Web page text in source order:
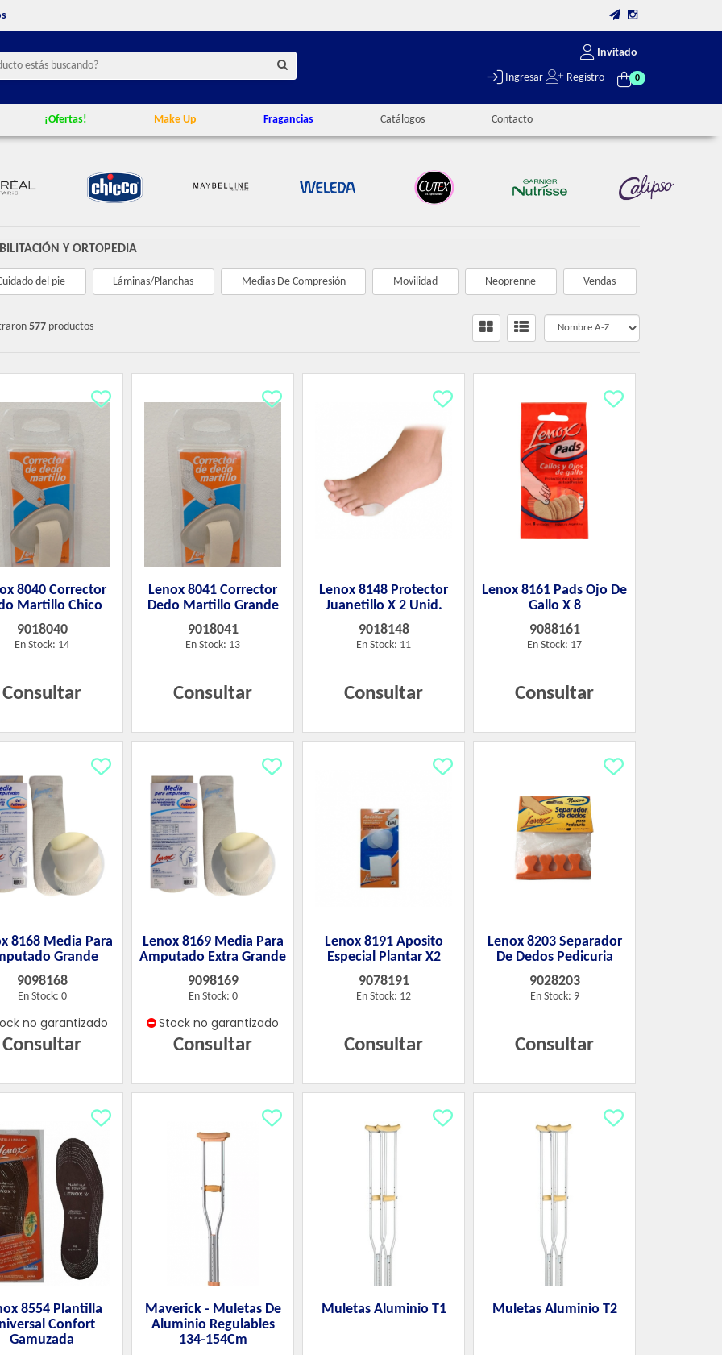
Invitado
Ingresar Registro 0
¡Ofertas! Make Up Fragancias Catálogos Contacto
Y ORTOPEDIA
del pie Láminas/Planchas Medias De Compresión Movilidad Neoprenne Vendas
577 productos
8040 Corrector
Martillo Chico
9018040
En Stock: 14
Consultar
Lenox 8041 Corrector
Dedo Martillo Grande
9018041
En Stock: 13
Consultar
Lenox 8148 Protector
Juanetillo X 2 Unid.
9018148
En Stock: 11
Consultar
Lenox 8161 Pads Ojo De
Gallo X 8
9088161
En Stock: 17
Consultar
8168 Media Para
Grande
9098168
En Stock: 0
no garantizado
Consultar
Lenox 8169 Media Para
Amputado Extra Grande
9098169
En Stock: 0
Stock no garantizado
Consultar
Lenox 8191 Aposito
Especial Plantar X2
9078191
En Stock: 12
Consultar
Lenox 8203 Separador
De Dedos Pedicuria
9028203
En Stock: 9
Consultar
8554 Plantilla
Confort
Gamuzada
Maverick - Muletas De
Aluminio Regulables
134-154Cm
Muletas Aluminio T1 Muletas Aluminio T2